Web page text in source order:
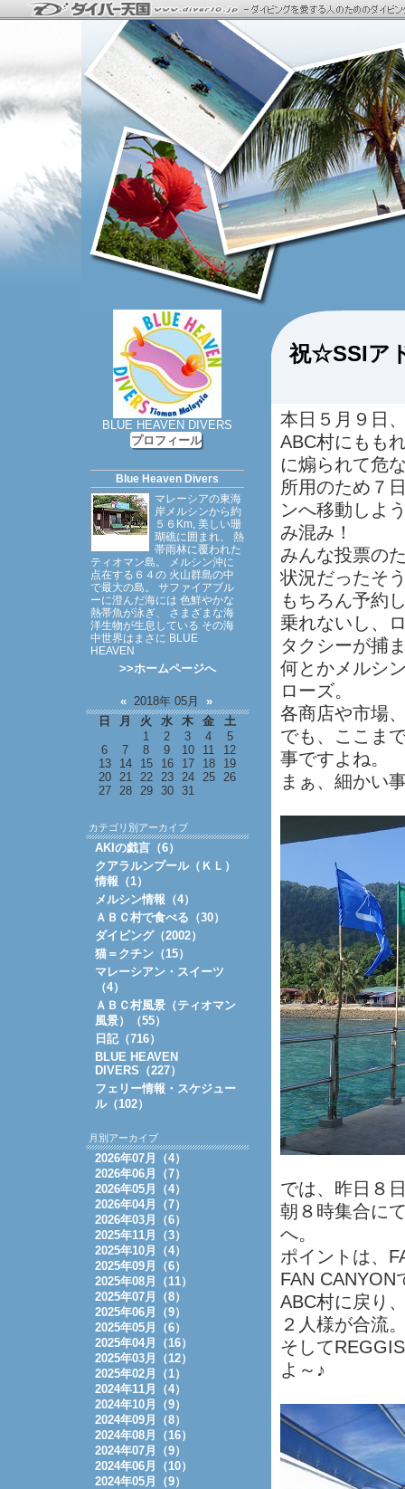
祝☆SSIア
本日５月９日
ABC村にもも
に煽られて危
所用のため７
ンへ移動しよ
み混み！
みんな投票の
状況だったそ
もちろん予約
乗れないし、
タクシーが捕
何とかメルシ
ローズ。
各商店や市場
でも、ここま
事ですよね。
まぁ、細かい
では、昨日８
朝８時集合に
へ。
ポイントは、
FAN CANYON
ABC村に戻り
２人様が合流
そして
よ～♪
BLUE HEAVEN DIVERS
プロフィール
Blue Heaven Divers
マレーシアの東海
岸メルシンから約
５６Km, 美しい珊
瑚礁に囲まれ、 熱
帯雨林に覆われた
ティオマン島。 メルシン沖に
点在する６４の 火山群島の中
で最大の島。 サファイアブル
ーに澄んだ海には 色鮮やかな
熱帯魚が泳ぎ、 さまざまな海
洋生物が生息している その海
中世界はまさに BLUE
HEAVEN
>>ホームページへ
« 2018年 05月 »
日
月 火 水 木 金
土
1
2 3 4
5
6
7 8 9 10 11
12
13
14 15 16 17 18
19
20
21 22 23 24 25
26
27
28 29 30 31
カテゴリ別アーカイブ
AKIの戯言（6）
クアラルンプール（ＫＬ）
情報（1）
メルシン情報（4）
ＡＢＣ村で食べる（30）
ダイビング（2002）
猫＝クチン（15）
マレーシアン・スイーツ
（4）
ＡＢＣ村風景（ティオマン
風景）（55）
日記（716）
BLUE HEAVEN
DIVERS（227）
フェリー情報・スケジュー
ル（102）
月別アーカイブ
2026年07月（4）
2026年06月（7）
2026年05月（4）
2026年04月（7）
2026年03月（6）
2025年11月（3）
2025年10月（4）
2025年09月（6）
2025年08月（11）
2025年07月（8）
2025年06月（9）
2025年05月（6）
2025年04月（16）
2025年03月（12）
2025年02月（1）
2024年11月（4）
2024年10月（9）
2024年09月（8）
2024年08月（16）
2024年07月（9）
2024年06月（10）
2024年05月（9）